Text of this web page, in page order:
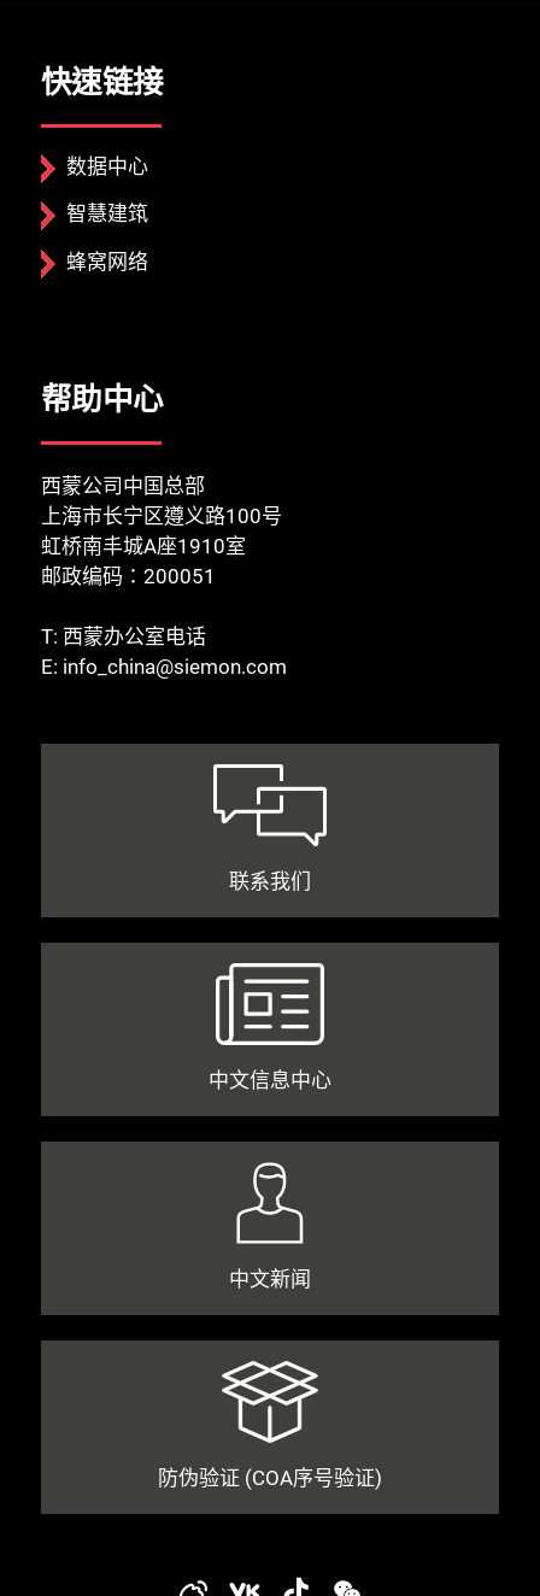
快速链接
数据中心
智慧建筑
蜂窝网络
帮助中心
西蒙公司中国总部
上海市长宁区遵义路100号
虹桥南丰城A座1910室
邮政编码：200051
T: 西蒙办公室电话
E: info_china@siemon.com
联系我们
中文信息中心
中文新闻
防伪验证 (COA序号验证)